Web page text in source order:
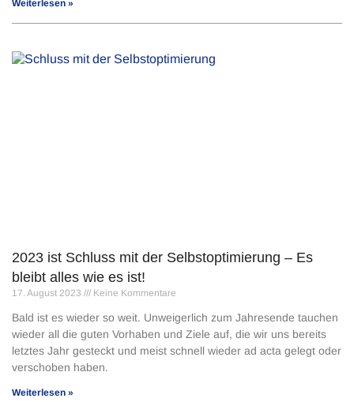
Weiterlesen »
2023 ist Schluss mit der Selbstoptimierung – Es
bleibt alles wie es ist!
17. August 2023 Keine Kommentare
Bald ist es wieder so weit. Unweigerlich zum Jahresende tauchen
wieder all die guten Vorhaben und Ziele auf, die wir uns bereits
letztes Jahr gesteckt und meist schnell wieder ad acta gelegt oder
verschoben haben.
Weiterlesen »